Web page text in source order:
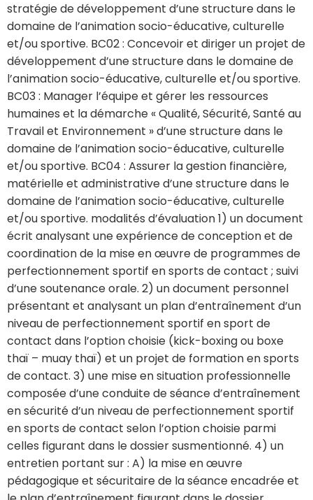
stratégie de développement d’une structure dans le
domaine de l’animation socio-éducative, culturelle
et/ou sportive. BC02 : Concevoir et diriger un projet de
développement d’une structure dans le domaine de
l’animation socio-éducative, culturelle et/ou sportive.
BC03 : Manager l’équipe et gérer les ressources
humaines et la démarche « Qualité, Sécurité, Santé au
Travail et Environnement » d’une structure dans le
domaine de l’animation socio-éducative, culturelle
et/ou sportive. BC04 : Assurer la gestion financière,
matérielle et administrative d’une structure dans le
domaine de l’animation socio-éducative, culturelle
et/ou sportive. modalités d’évaluation 1) un document
écrit analysant une expérience de conception et de
coordination de la mise en œuvre de programmes de
perfectionnement sportif en sports de contact ; suivi
d’une soutenance orale. 2) un document personnel
présentant et analysant un plan d’entraînement d’un
niveau de perfectionnement sportif en sport de
contact dans l’option choisie (kick-boxing ou boxe
thaï – muay thaï) et un projet de formation en sports
de contact. 3) une mise en situation professionnelle
composée d’une conduite de séance d’entraînement
en sécurité d’un niveau de perfectionnement sportif
en sports de contact selon l’option choisie parmi
celles figurant dans le dossier susmentionné. 4) un
entretien portant sur : A) la mise en œuvre
pédagogique et sécuritaire de la séance encadrée et